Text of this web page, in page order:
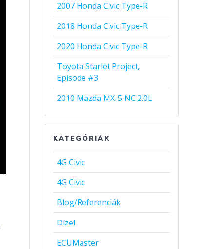
2007 Honda Civic Type-R
2018 Honda Civic Type-R
2020 Honda Civic Type-R
Toyota Starlet Project,
Episode #3
2010 Mazda MX-5 NC 2.0L
KATEGÓRIÁK
4G Civic
4G Civic
Blog/Referenciák
Dízel
ECUMaster